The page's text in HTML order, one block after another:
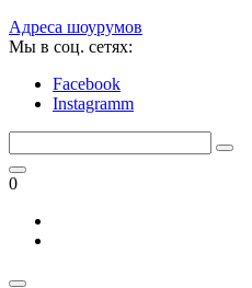
Адреса шоурумов
Мы в соц. сетях:
Facebook
Instagramm
0